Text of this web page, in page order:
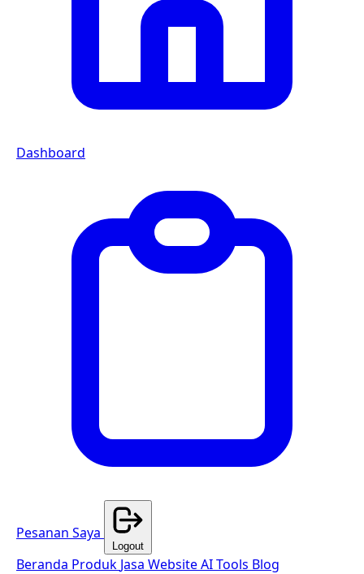
Dashboard
Pesanan Saya
Logout
Beranda Produk Jasa WebsiteAI Tools Blog